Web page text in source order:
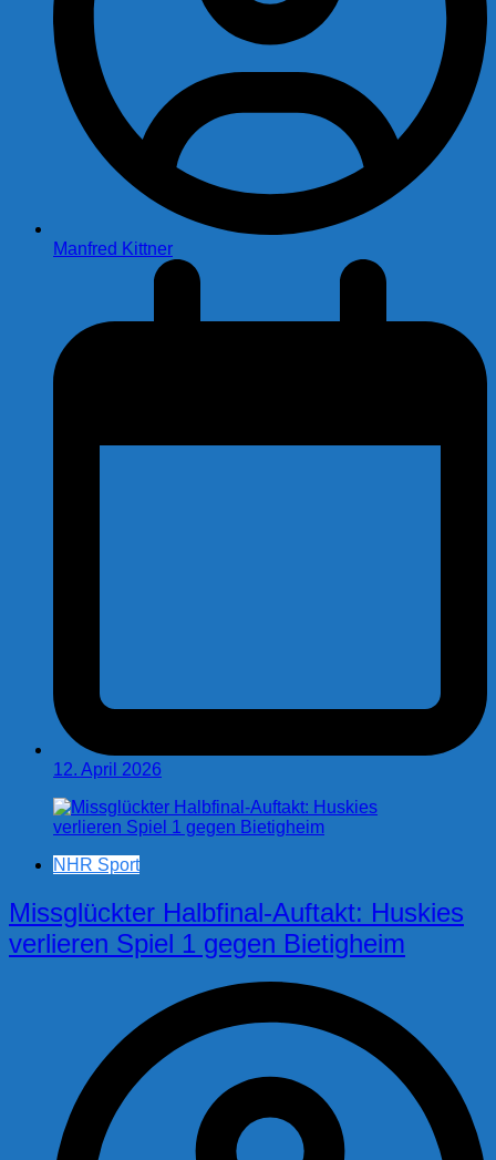
Manfred Kittner
12. April 2026
NHR Sport
Missglückter Halbfinal-Auftakt: Huskies
verlieren Spiel 1 gegen Bietigheim